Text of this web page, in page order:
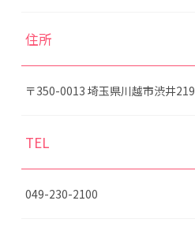
住所
〒350-0013 埼玉県川越市渋井219
TEL
049-230-2100